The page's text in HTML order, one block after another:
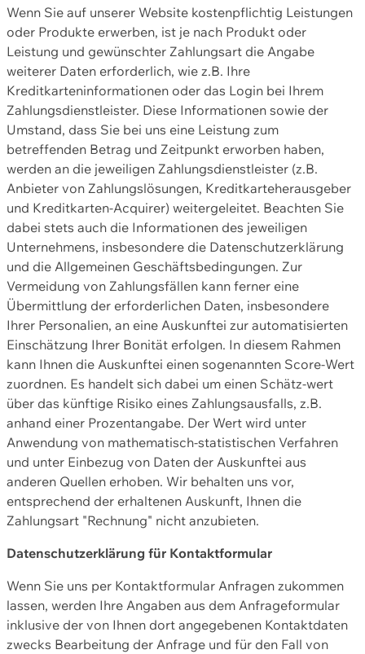
Wenn Sie auf unserer Website kostenpflichtig Leistungen
oder Produkte erwerben, ist je nach Produkt oder
Leistung und gewünschter Zahlungsart die Angabe
weiterer Daten erforderlich, wie z.B. Ihre
Kreditkarteninformationen oder das Login bei Ihrem
Zahlungsdienstleister. Diese Informationen sowie der
Umstand, dass Sie bei uns eine Leistung zum
betreffenden Betrag und Zeitpunkt erworben haben,
werden an die jeweiligen Zahlungsdienstleister (z.B.
Anbieter von Zahlungslösungen, Kreditkarteherausgeber
und Kreditkarten-Acquirer) weitergeleitet. Beachten Sie
dabei stets auch die Informationen des jeweiligen
Unternehmens, insbesondere die Datenschutzerklärung
und die Allgemeinen Geschäftsbedingungen. Zur
Vermeidung von Zahlungsfällen kann ferner eine
Übermittlung der erforderlichen Daten, insbesondere
Ihrer Personalien, an eine Auskunftei zur automatisierten
Einschätzung Ihrer Bonität erfolgen. In diesem Rahmen
kann Ihnen die Auskunftei einen sogenannten Score-Wert
zuordnen. Es handelt sich dabei um einen Schätz-wert
über das künftige Risiko eines Zahlungsausfalls, z.B.
anhand einer Prozentangabe. Der Wert wird unter
Anwendung von mathematisch-statistischen Verfahren
und unter Einbezug von Daten der Auskunftei aus
anderen Quellen erhoben. Wir behalten uns vor,
entsprechend der erhaltenen Auskunft, Ihnen die
Zahlungsart "Rechnung" nicht anzubieten.
Datenschutzerklärung für Kontaktformular
Wenn Sie uns per Kontaktformular Anfragen zukommen
lassen, werden Ihre Angaben aus dem Anfrageformular
inklusive der von Ihnen dort angegebenen Kontaktdaten
zwecks Bearbeitung der Anfrage und für den Fall von